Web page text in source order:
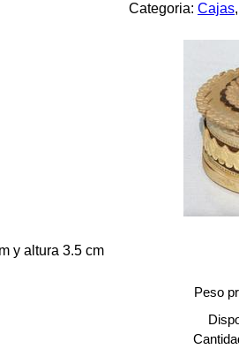
Categoria: Cajas
y altura 3.5 cm
Peso